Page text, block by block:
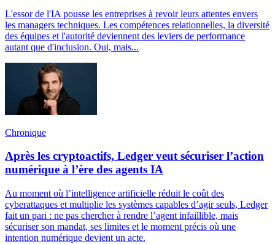
L'essor de l'IA pousse les entreprises à revoir leurs attentes envers
les managers techniques. Les compétences relationnelles, la diversité
des équipes et l'autorité deviennent des leviers de performance
autant que d'inclusion. Oui, mais...
Chronique
Après les cryptoactifs, Ledger veut sécuriser l’action
numérique à l’ère des agents IA
Au moment où l’intelligence artificielle réduit le coût des
cyberattaques et multiplie les systèmes capables d’agir seuls, Ledger
fait un pari : ne pas chercher à rendre l’agent infaillible, mais
sécuriser son mandat, ses limites et le moment précis où une
intention numérique devient un acte.